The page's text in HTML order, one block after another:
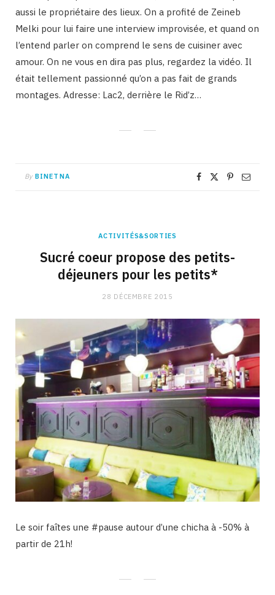
aussi le propriétaire des lieux. On a profité de Zeineb
Melki pour lui faire une interview improvisée, et quand on
l’entend parler on comprend le sens de cuisiner avec
amour. On ne vous en dira pas plus, regardez la vidéo. Il
était tellement passionné qu’on a pas fait de grands
montages. Adresse: Lac2, derrière le Rid’z…
By BINETNA
ACTIVITÉS&SORTIES
Sucré coeur propose des petits-
déjeuners pour les petits*
28 DÉCEMBRE 2015
Le soir faîtes une ‪#‎pause‬ autour d’une chicha à -50% à
partir de 21h!